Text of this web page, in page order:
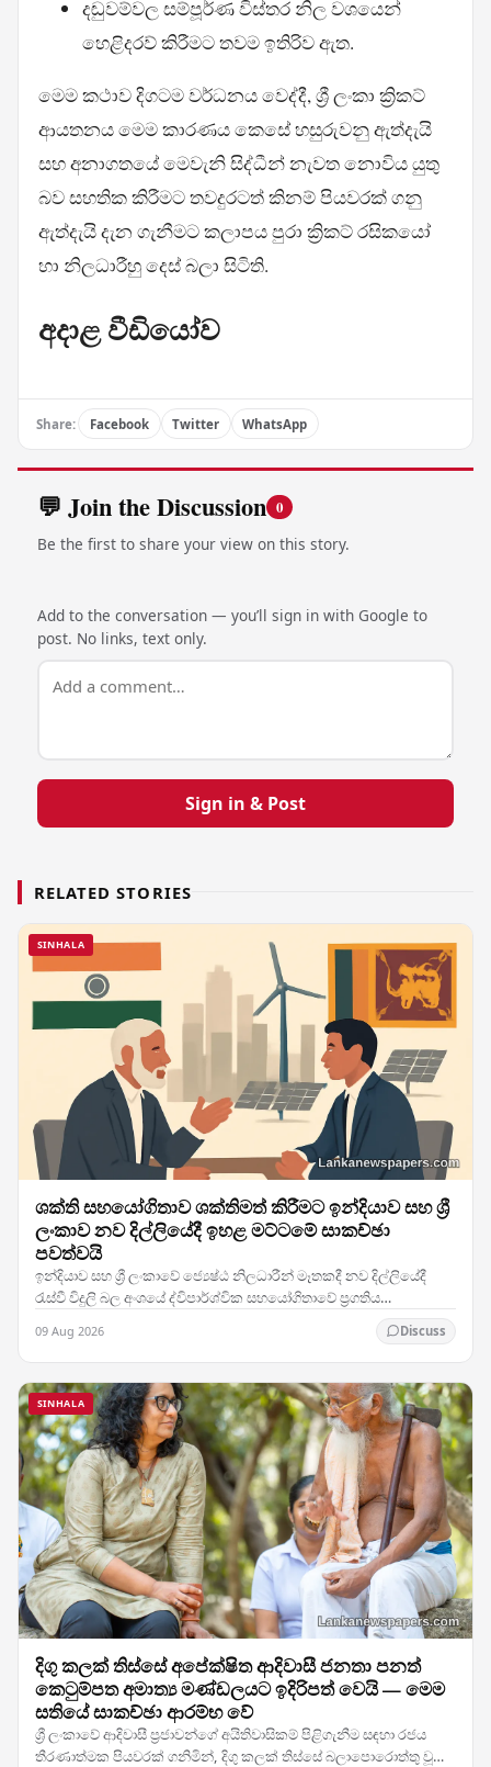
දඬුවම්වල සම්පූර්ණ විස්තර නිල වශයෙන්
හෙළිදරව් කිරීමට තවම ඉතිරිව ඇත.
මෙම කථාව දිගටම වර්ධනය වෙද්දී, ශ්‍රී ලංකා ක්‍රිකට්
ආයතනය මෙම කාරණය කෙසේ හසුරුවනු ඇත්දැයි
සහ අනාගතයේ මෙවැනි සිද්ධීන් නැවත නොවිය යුතු
බව සහතික කිරීමට තවදුරටත් කිනම් පියවරක් ගනු
ඇත්දැයි දැන ගැනීමට කලාපය පුරා ක්‍රිකට් රසිකයෝ
හා නිලධාරීහු දෙස් බලා සිටිති.
අදාළ වීඩියෝව
Share: Facebook Twitter WhatsApp
💬 Join the Discussion 0
Be the first to share your view on this story.
Add to the conversation — you’ll sign in with Google to
post. No links, text only.
Sign in & Post
RELATED STORIES
SINHALA
ශක්ති සහයෝගිතාව ශක්තිමත් කිරීමට ඉන්දියාව සහ ශ්‍රී
ලංකාව නව දිල්ලියේදී ඉහළ මට්ටමේ සාකච්ඡා
පවත්වයි
ඉන්දියාව සහ ශ්‍රී ලංකාවේ ජ්‍යෙෂ්ඨ නිලධාරීන් මෑතකදී නව දිල්ලියේදී
රැස්වී විදුලි බල අංශයේ ද්විපාර්ශ්වික සහයෝගිතාවේ ප්‍රගතිය
09 Aug 2026 Discuss
SINHALA
දිගු කලක් තිස්සේ අපේක්ෂිත ආදිවාසී ජනතා පනත්
කෙටුම්පත අමාත්‍ය මණ්ඩලයට ඉදිරිපත් වෙයි — මෙම
සතියේ සාකච්ඡා ආරම්භ වේ
ශ්‍රී ලංකාවේ ආදිවාසී ප්‍රජාවන්ගේ අයිතිවාසිකම් පිළිගැනීම සඳහා රජය
තීරණාත්මක පියවරක් ගනිමින්, දිගු කලක් තිස්සේ බලාපොරොත්තු වූ